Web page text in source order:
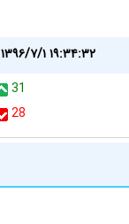
۱۳۹۶/۷/۱ ۱۹:۳۴:۳۲
31
28